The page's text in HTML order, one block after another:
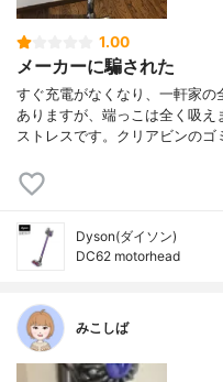
1.00
メーカーに騙された
すぐ充電がなくなり、一軒家
ありますが、端っこは全く吸
ストレスです。クリアビンのゴ
Dyson(ダイソン)
DC62 motorhead
みこしば